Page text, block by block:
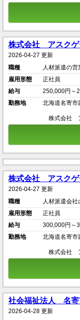
株式会社 アスク
2026-04-27 更新
職種
人材派遣の
雇用形態
正社員
給与
250,000円～
勤務地
北海道名寄市
株式会社
株式会社 アスク
2026-04-27 更新
職種
人材派遣会
雇用形態
正社員
給与
300,000円～
勤務地
北海道名寄市
株式会社
社会福祉法人 名寄
2026-04-28 更新